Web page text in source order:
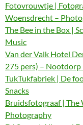
Fotovrouwtje |
Woensdrecht –
The Bee in the Box |
Music
Van der Valk Hotel
275 pers) – Nootdorp
TukTukfabriek | De
Snacks
Bruidsfotograaf | The
Photography